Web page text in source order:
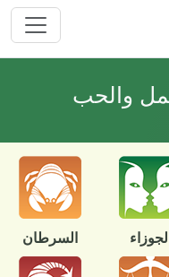
والحب
السرطان